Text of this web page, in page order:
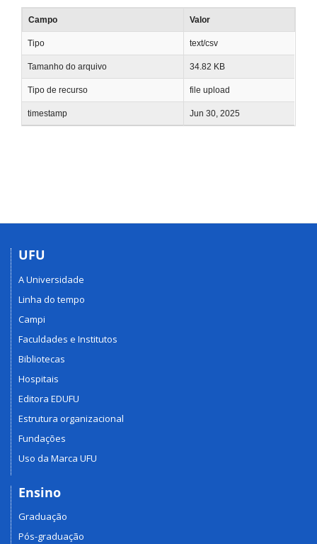
Campo Valor
Tipo text/csv
Tamanho do arquivo 34.82 KB
Tipo de recurso file upload
timestamp Jun 30, 2025
UFU
A Universidade
Linha do tempo
Campi
Faculdades e Institutos
Bibliotecas
Hospitais
Editora EDUFU
Estrutura organizacional
Fundações
Uso da Marca UFU
Ensino
Graduação
Pós-graduação